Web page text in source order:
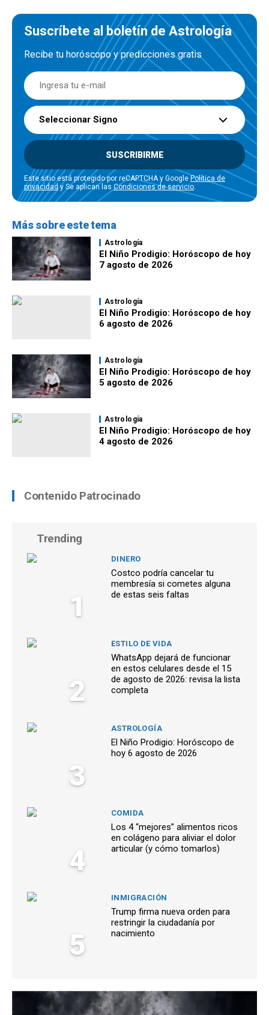
Suscríbete al boletín de Astrología
Recibe tu horóscopo y predicciones gratis
Seleccionar Signo
SUSCRIBIRME
Este sitio está protegido por reCAPTCHA y Google Política de
privacidady Se aplican las Condiciones de servicio.
Más sobre este tema
Astrología
El Niño Prodigio: Horóscopo de hoy
7 agosto de 2026
Astrología
El Niño Prodigio: Horóscopo de hoy
6 agosto de 2026
Astrología
El Niño Prodigio: Horóscopo de hoy
5 agosto de 2026
Astrología
El Niño Prodigio: Horóscopo de hoy
4 agosto de 2026
Contenido Patrocinado
Trending
1
DINERO
Costco podría cancelar tu
membresía si cometes alguna
de estas seis faltas
2
ESTILO DE VIDA
WhatsApp dejará de funcionar
en estos celulares desde el 15
de agosto de 2026: revisa la lista
completa
3
ASTROLOGÍA
El Niño Prodigio: Horóscopo de
hoy 6 agosto de 2026
4
COMIDA
Los 4 “mejores” alimentos ricos
en colágeno para aliviar el dolor
articular (y cómo tomarlos)
5
INMIGRACIÓN
Trump firma nueva orden para
restringir la ciudadanía por
nacimiento